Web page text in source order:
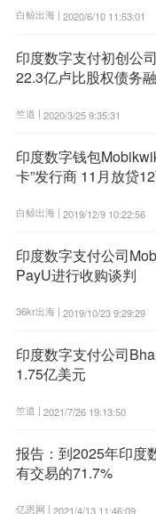
白鲸出海 | 2020/6/10 11:53:01
印度数字支付初创公
22.3亿卢比股权债务
竺道 | 2020/3/25 9:35:31
印度数字钱包
卡”发行商 11月放贷
白鲸出海 | 2019/12/9 10:22:56
印度数字支付公司
PayU进行收购谈判
36kr出海 | 2019/10/23 9:29:29
印度数字支付公司
1.75亿美元
竺道 | 2021/7/26 19:13:50
报告：到2025年印度
有交易的71.7%
亿恩网 | 2021/4/13 11:46:09